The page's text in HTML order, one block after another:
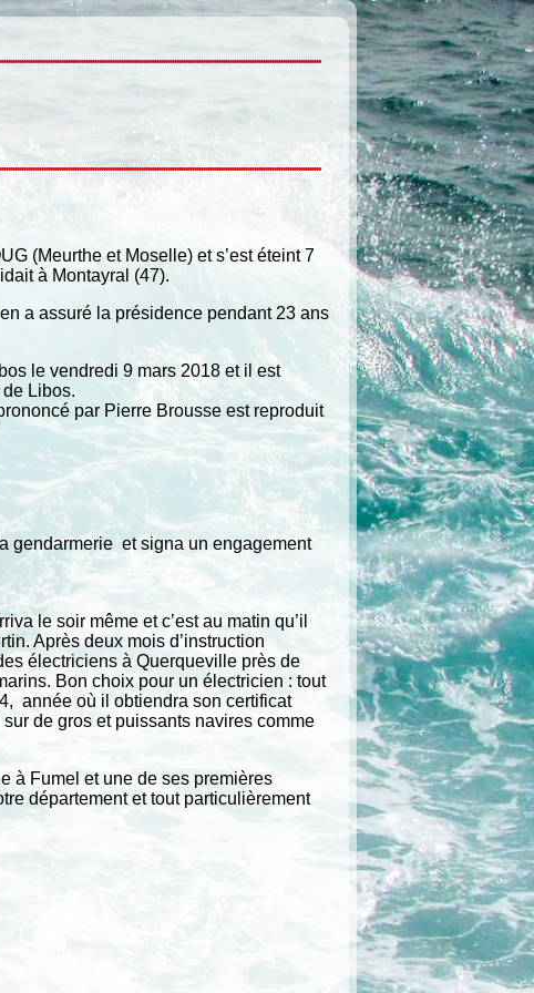
(Meurthe et Moselle) et s’est éteint 7
à Montayral (47).
a assuré la présidence pendant 23 ans
le vendredi 9 mars 2018 et il est
Libos.
par Pierre Brousse est reproduit
gendarmerie et signa un engagement
le soir même et c’est au matin qu’il
Après deux mois d’instruction
électriciens à Querqueville près de
Bon choix pour un électricien : tout
année où il obtiendra son certificat
de gros et puissants navires comme
à Fumel et une de ses premières
département et tout particulièrement